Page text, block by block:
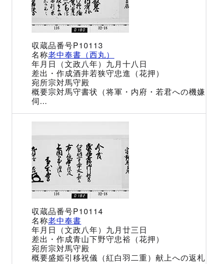
P10113
老中奉書（西丸）
（文政八年）九月十八日
酒井若狭守忠進（花押）
宗対馬守殿
宗対馬守書状（将軍・内府・若君への機嫌
伺...
P10114
老中奉書
（文政八年）九月廿三日
青山下野守忠裕（花押）
宗対馬守殿
盛姫引移祝儀（紅白羽二重）献上への返札